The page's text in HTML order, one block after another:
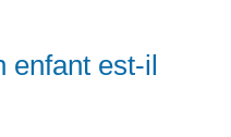
enfant est-il